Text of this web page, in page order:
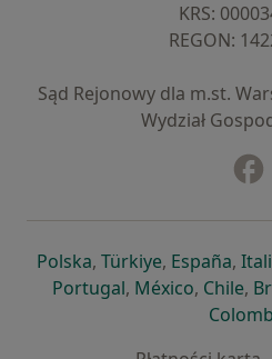
KRS:
REGON:
Sąd Rejonowy dla m.st.
Wydział
Polskaotwiera się w nowej
, Türkiyeotwiera się
, España,
Portugalotwiera się w
, Méxicootwiera
, Chile,